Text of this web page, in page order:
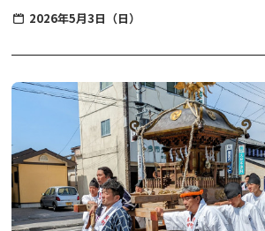
どころです。
と、車で山頂まで行ける道があり、山頂には
穴場スポットにもなっています。
2026年5月3日（日）